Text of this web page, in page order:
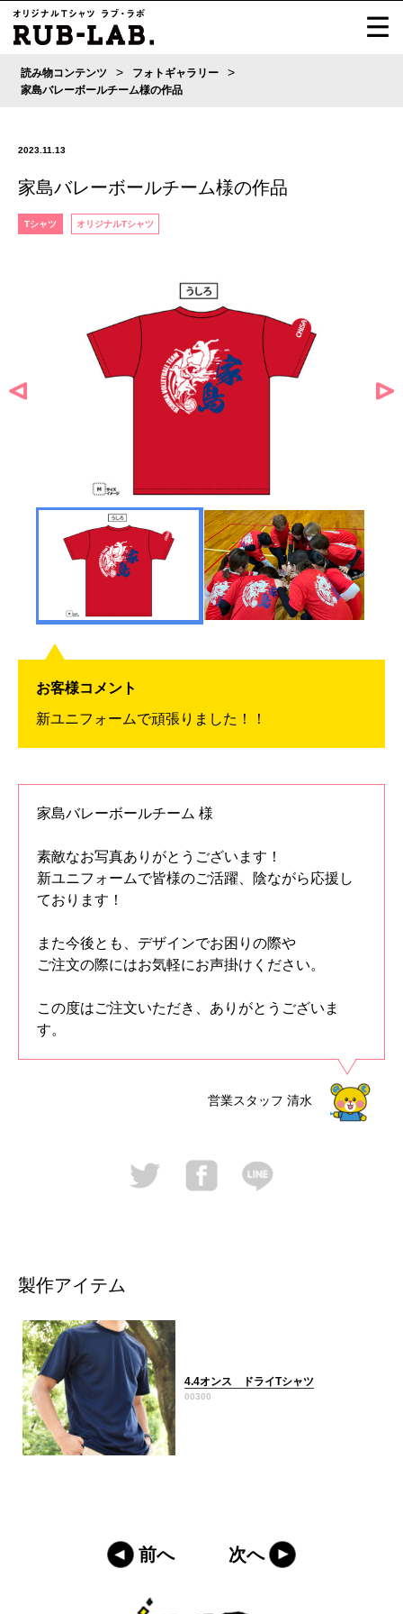
読み物コンテンツ > フォトギャラリー >
家島バレーボールチーム様の作品
2023.11.13
家島バレーボールチーム様の作品
Tシャツ オリジナルTシャツ
お客様コメント
新ユニフォームで頑張りました！！
家島バレーボールチーム 様
素敵なお写真ありがとうございます！
新ユニフォームで皆様のご活躍、陰ながら応援し
ております！
また今後とも、デザインでお困りの際や
ご注文の際にはお気軽にお声掛けください。
この度はご注文いただき、ありがとうございま
す。
営業スタッフ 清水
製作アイテム
4.4オンス ドライTシャツ
00300
前へ 次へ